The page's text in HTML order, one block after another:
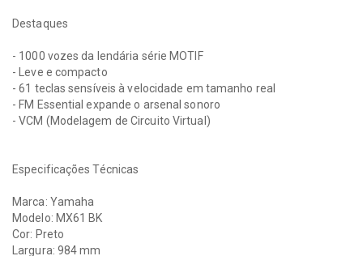
Destaques
- 1000 vozes da lendária série MOTIF
- Leve e compacto
- 61 teclas sensíveis à velocidade em tamanho real
- FM Essential expande o arsenal sonoro
- VCM (Modelagem de Circuito Virtual)
Especificações Técnicas
Marca: Yamaha
Modelo: MX61 BK
Cor: Preto
Largura: 984 mm